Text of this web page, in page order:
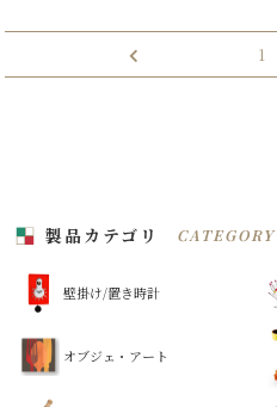
シ
ョ
ン
1
製品カテゴリ CATEGORY
壁掛け/置き時計
オブジェ・アート